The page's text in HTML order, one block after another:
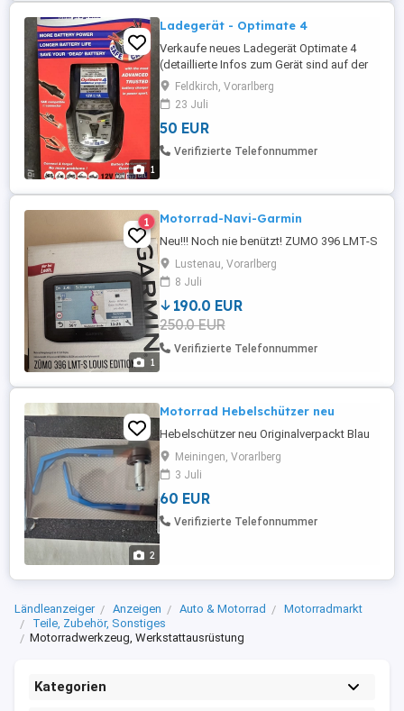
1
Ladegerät - Optimate 4
Verkaufe neues Ladegerät Optimate 4
(detaillierte Infos zum Gerät sind auf der
Homepage des Herstellers abrufbar)
Feldkirch, Vorarlberg
23 Juli
50 EUR
Verifizierte Telefonnummer
1
1 Motorrad-Navi-Garmin
Neu!!! Noch nie benützt! ZUMO 396 LMT-S
Lustenau, Vorarlberg
8 Juli
190.0 EUR
250.0 EUR
Verifizierte Telefonnummer
2
Motorrad Hebelschützer neu
Hebelschützer neu Originalverpackt Blau
Meiningen, Vorarlberg
3 Juli
60 EUR
Verifizierte Telefonnummer
Ländleanzeiger Anzeigen Auto & Motorrad
Motorradmarkt
Teile, Zubehör, Sonstiges
Motorradwerkzeug, Werkstattausrüstung
Kategorien